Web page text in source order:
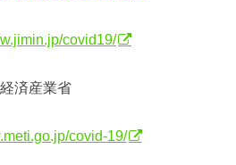
covid19/
経済産業省
covid-19/